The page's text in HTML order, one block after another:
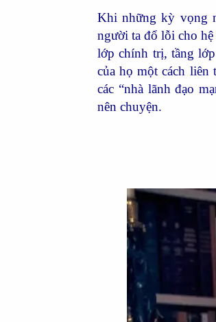
Khi những kỳ vọng
người ta đổ lỗi cho
lớp chính trị, tầng
của họ một cách liên
các “nhà lãnh đạo
nên chuyện.